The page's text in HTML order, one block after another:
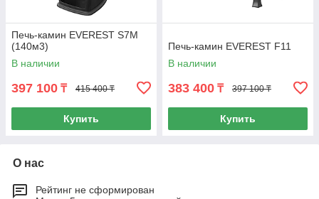
Печь-камин EVEREST S7М
(140м3)
В наличии
397 100 ₸ 415 400 ₸
Купить
Печь-камин EVEREST F11
В наличии
383 400 ₸ 397 100 ₸
Купить
О нас
Рейтинг не сформирован